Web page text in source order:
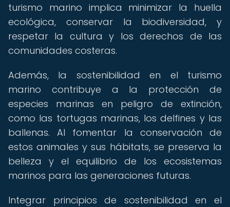
turismo marino implica minimizar la huella
ecológica, conservar la biodiversidad, y
respetar la cultura y los derechos de las
comunidades costeras.
Además, la sostenibilidad en el turismo
marino contribuye a la protección de
especies marinas en peligro de extinción,
como las tortugas marinas, los delfines y las
ballenas. Al fomentar la conservación de
estos animales y sus hábitats, se preserva la
belleza y el equilibrio de los ecosistemas
marinos para las generaciones futuras.
Integrar principios de sostenibilidad en el